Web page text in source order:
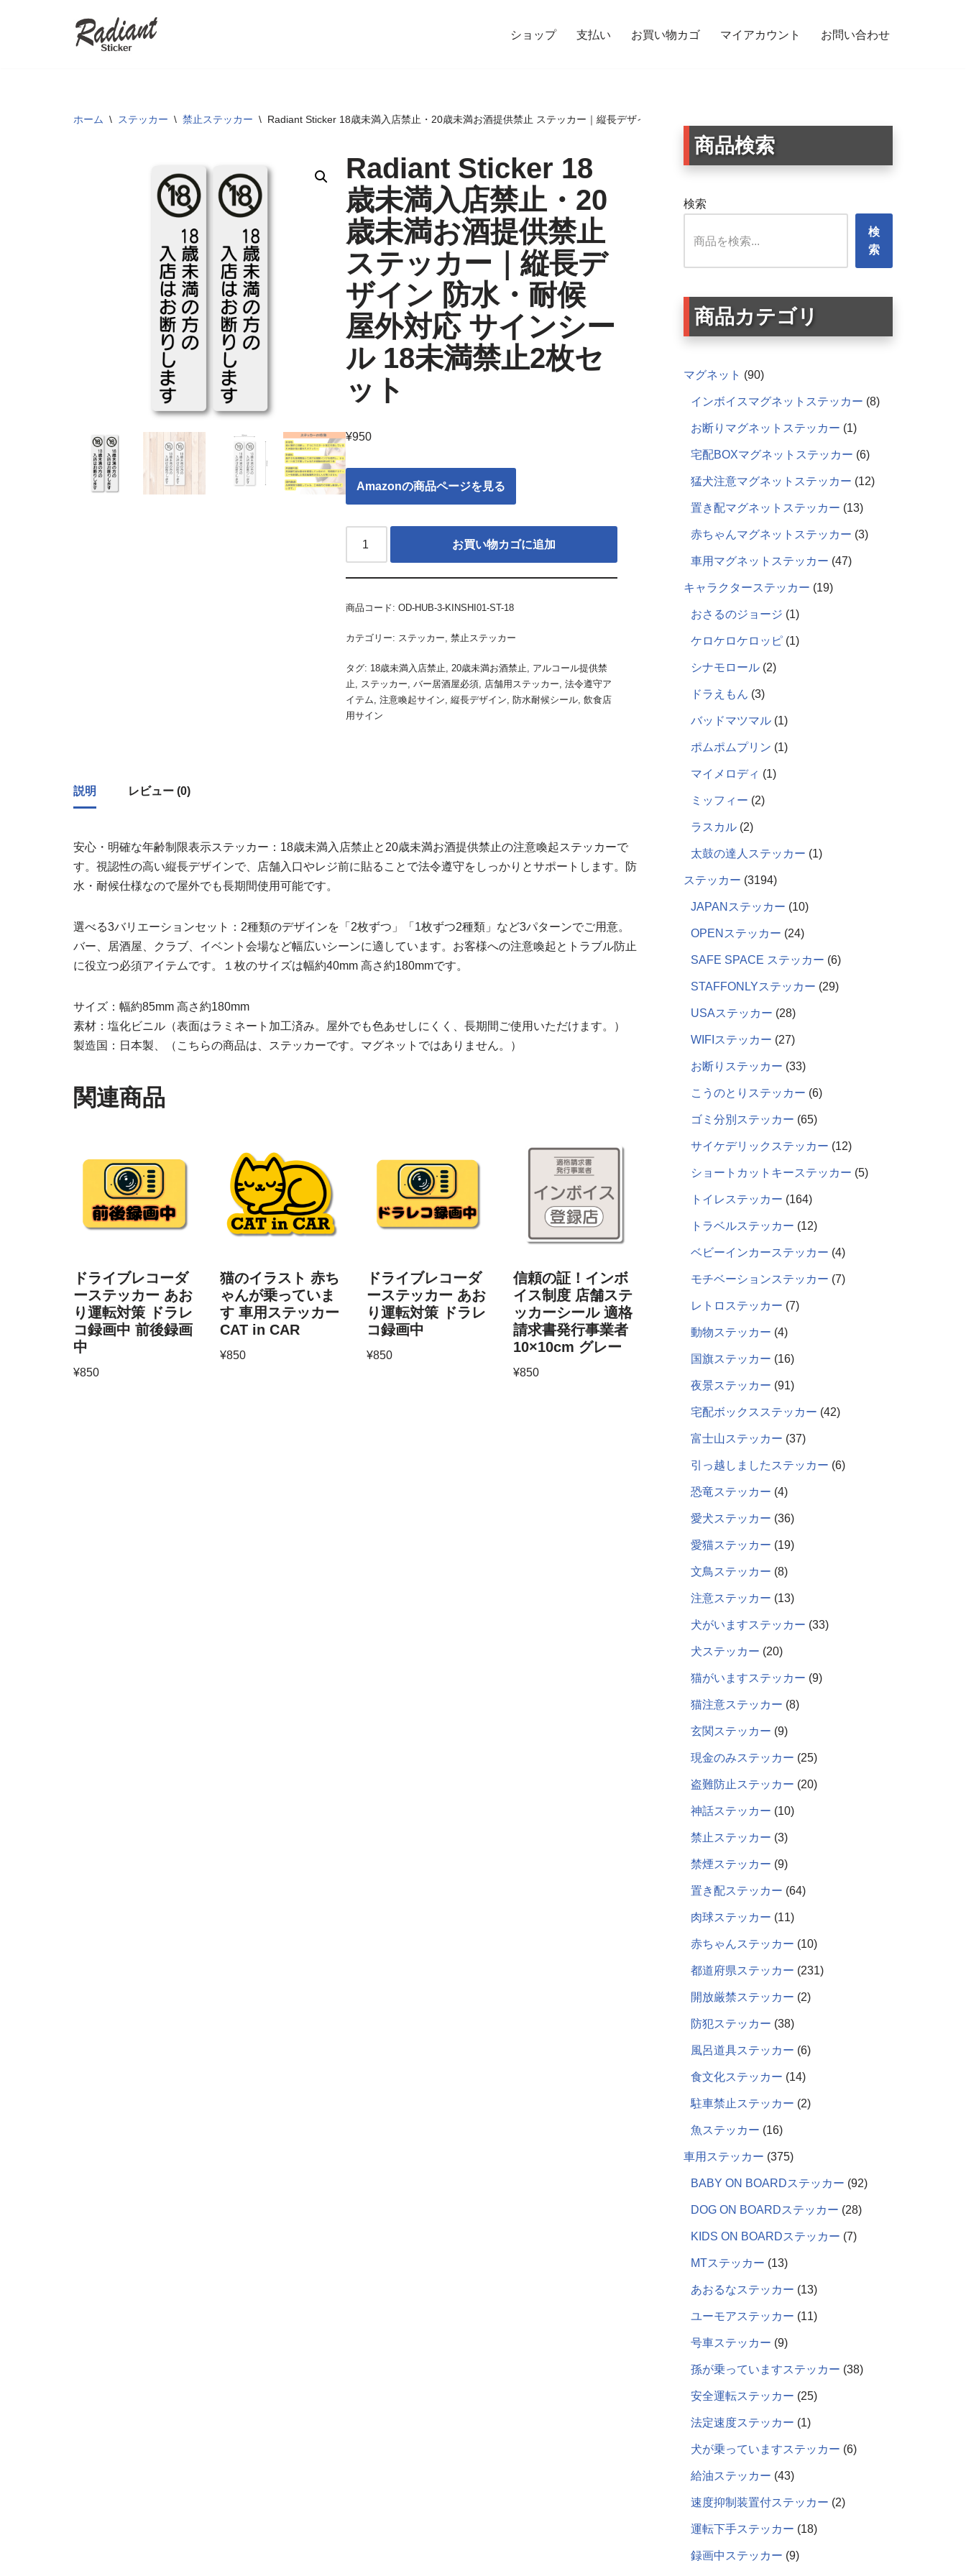
ショップ 支払い お買い物カゴ マイアカウント お問い合わせ
ホーム \ ステッカー \ 禁止ステッカー \ Radiant Sticker 18歳未満入店禁止・20歳未満お酒提供禁止 ステッカー｜縦長デザイン 防水・耐候 屋外対応 サインシール 18未満禁止2枚セット
Radiant Sticker 18
歳未満入店禁止・20
歳未満お酒提供禁止
ステッカー｜縦長デ
ザイン 防水・耐候
屋外対応 サインシー
ル 18未満禁止2枚セ
ット
¥950
Amazonの商品ページを見る
お買い物カゴに追加
商品コード: OD-HUB-3-KINSHI01-ST-18
カテゴリー: ステッカー, 禁止ステッカー
タグ: 18歳未満入店禁止, 20歳未満お酒禁止, アルコール提供禁
止, ステッカー, バー居酒屋必須, 店舗用ステッカー, 法令遵守ア
イテム, 注意喚起サイン, 縦長デザイン, 防水耐候シール, 飲食店
用サイン
説明 レビュー (0)
安心・明確な年齢制限表示ステッカー：18歳未満入店禁止と20歳未満お酒提供禁止の注意喚起ステッカーで
す。視認性の高い縦長デザインで、店舗入口やレジ前に貼ることで法令遵守をしっかりとサポートします。防
水・耐候仕様なので屋外でも長期間使用可能です。
選べる3バリエーションセット：2種類のデザインを「2枚ずつ」「1枚ずつ2種類」など3パターンでご用意。
バー、居酒屋、クラブ、イベント会場など幅広いシーンに適しています。お客様への注意喚起とトラブル防止
に役立つ必須アイテムです。１枚のサイズは幅約40mm 高さ約180mmです。
サイズ：幅約85mm 高さ約180mm
素材：塩化ビニル（表面はラミネート加工済み。屋外でも色あせしにくく、長期間ご使用いただけます。）
製造国：日本製、（こちらの商品は、ステッカーです。マグネットではありません。）
関連商品
ドライブレコーダ
ーステッカー あお
り運転対策 ドラレ
コ録画中 前後録画
中
¥850
猫のイラスト 赤ち
ゃんが乗っていま
す 車用ステッカー
CAT in CAR
¥850
ドライブレコーダ
ーステッカー あお
り運転対策 ドラレ
コ録画中
¥850
信頼の証！インボ
イス制度 店舗ステ
ッカーシール 適格
請求書発行事業者
10×10cm グレー
¥850
商品検索
検索
検
索
商品カテゴリ
マグネット 90
インボイスマグネットステッカー 8
お断りマグネットステッカー 1
宅配BOXマグネットステッカー 6
猛犬注意マグネットステッカー 12
置き配マグネットステッカー 13
赤ちゃんマグネットステッカー 3
車用マグネットステッカー 47
キャラクターステッカー 19
おさるのジョージ 1
ケロケロケロッピ 1
シナモロール 2
ドラえもん 3
バッドマツマル 1
ポムポムプリン 1
マイメロディ 1
ミッフィー 2
ラスカル 2
太鼓の達人ステッカー 1
ステッカー 3194
JAPANステッカー 10
OPENステッカー 24
SAFE SPACE ステッカー 6
STAFFONLYステッカー 29
USAステッカー 28
WIFIステッカー 27
お断りステッカー 33
こうのとりステッカー 6
ゴミ分別ステッカー 65
サイケデリックステッカー 12
ショートカットキーステッカー 5
トイレステッカー 164
トラベルステッカー 12
ベビーインカーステッカー 4
モチベーションステッカー 7
レトロステッカー 7
動物ステッカー 4
国旗ステッカー 16
夜景ステッカー 91
宅配ボックスステッカー 42
富士山ステッカー 37
引っ越しましたステッカー 6
恐竜ステッカー 4
愛犬ステッカー 36
愛猫ステッカー 19
文鳥ステッカー 8
注意ステッカー 13
犬がいますステッカー 33
犬ステッカー 20
猫がいますステッカー 9
猫注意ステッカー 8
玄関ステッカー 9
現金のみステッカー 25
盗難防止ステッカー 20
神話ステッカー 10
禁止ステッカー 3
禁煙ステッカー 9
置き配ステッカー 64
肉球ステッカー 11
赤ちゃんステッカー 10
都道府県ステッカー 231
開放厳禁ステッカー 2
防犯ステッカー 38
風呂道具ステッカー 6
食文化ステッカー 14
駐車禁止ステッカー 2
魚ステッカー 16
車用ステッカー 375
BABY ON BOARDステッカー 92
DOG ON BOARDステッカー 28
KIDS ON BOARDステッカー 7
MTステッカー 13
あおるなステッカー 13
ユーモアステッカー 11
号車ステッカー 9
孫が乗っていますステッカー 38
安全運転ステッカー 25
法定速度ステッカー 1
犬が乗っていますステッカー 6
給油ステッカー 43
速度抑制装置付ステッカー 2
運転下手ステッカー 18
録画中ステッカー 9